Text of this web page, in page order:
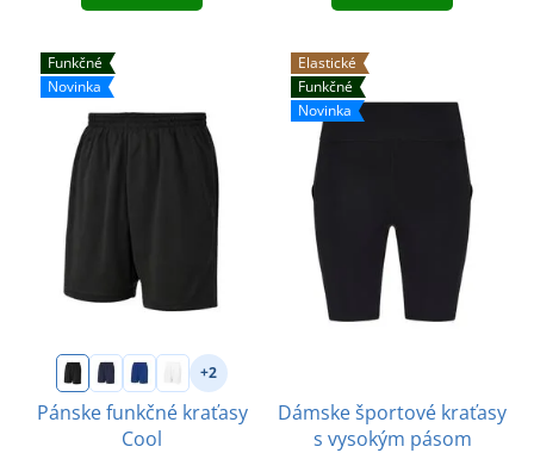
Funkčné
Novinka
+2
Pánske funkčné kraťasy
Cool
Elastické
Funkčné
Novinka
Dámske športové kraťasy
s vysokým pásom